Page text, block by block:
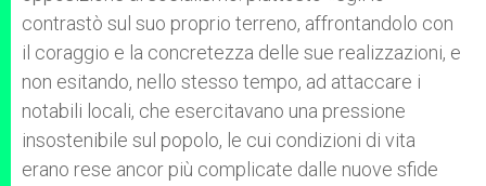
contrastò sul suo proprio terreno, affrontandolo con
il coraggio e la concretezza delle sue realizzazioni, e
non esitando, nello stesso tempo, ad attaccare i
notabili locali, che esercitavano una pressione
insostenibile sul popolo, le cui condizioni di vita
erano rese ancor più complicate dalle nuove sfide